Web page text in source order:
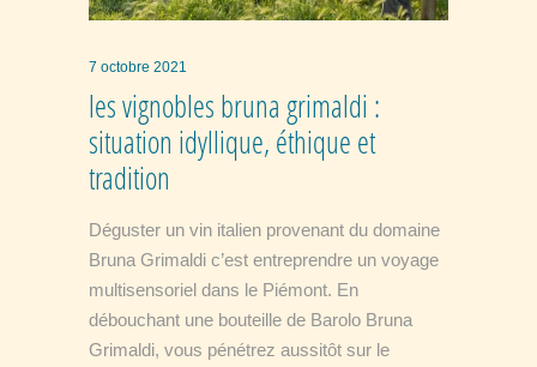
7 octobre 2021
les vignobles bruna grimaldi :
situation idyllique, éthique et
tradition
Déguster un vin italien provenant du domaine
Bruna Grimaldi c’est entreprendre un voyage
multisensoriel dans le Piémont. En
débouchant une bouteille de Barolo Bruna
Grimaldi, vous pénétrez aussitôt sur le